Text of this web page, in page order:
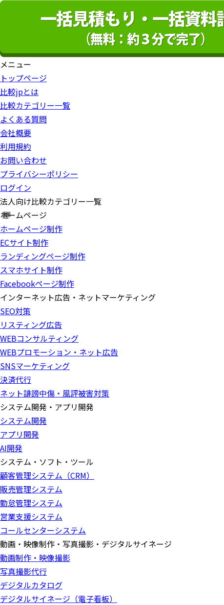
メニュー
トップページ
比較jpとは
比較カテゴリー一覧
よくある質問
会社概要
利用規約
お問い合わせ
プライバシーポリシー
ログイン
法人向け比較カテゴリー一覧
ホームページ
ホームページ制作
ECサイト制作
ランディングページ制作
スマホサイト制作
Facebookページ制作
インターネット広告・ネットマーケティング
SEO対策
リスティング広告
WEBコンサルティング
WEBプロモーション・ネット広告
SNSマーケティング
決済代行
ネット誹謗中傷・風評被害対策
システム開発・アプリ開発
システム開発
アプリ開発
AI開発
システム・ソフト・ツール
顧客管理システム（CRM）
販売管理システム
勤怠管理システム
営業支援システム
コールセンターシステム
動画・映像制作・写真撮影・デジタルサイネージ
動画制作・映像撮影
写真撮影代行
デジタルカタログ
デジタルサイネージ（電子看板）